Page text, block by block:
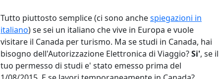
Tutto piuttosto semplice (ci sono anchespiegazioni in
italiano) se sei un italiano che vive in Europa e vuole
visitare il Canada per turismo. Ma se studi in Canada, hai
bisogno dell'Autorizzazione Elettronica di Viaggio?Si', se il
tuo permesso di studi e' stato emesso prima del